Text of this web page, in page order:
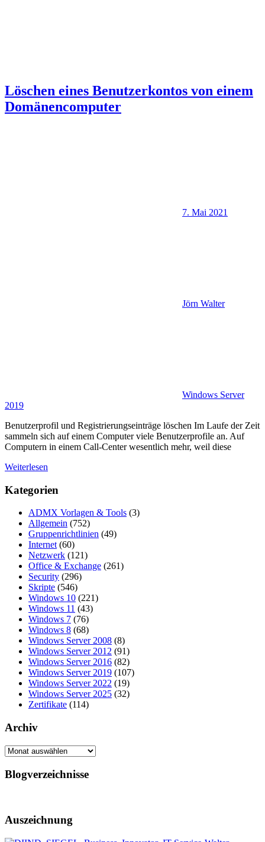
Löschen eines Benutzerkontos von einem
Domänencomputer
7. Mai 2021
Jörn Walter
Windows Server
2019
Benutzerprofil und Registrierungseinträge löschen Im Laufe der Zeit
sammeln sich auf einem Computer viele Benutzerprofile an. Auf
Computern in einem Call-Center wesentlich mehr, weil diese
Weiterlesen
Kategorien
ADMX Vorlagen & Tools (3)
Allgemein (752)
Gruppenrichtlinien (49)
Internet(60)
Netzwerk (121)
Office & Exchange (261)
Security (296)
Skripte (546)
Windows 10 (221)
Windows 11 (43)
Windows 7 (76)
Windows 8 (68)
Windows Server 2008 (8)
Windows Server 2012 (91)
Windows Server 2016 (82)
Windows Server 2019 (107)
Windows Server 2022 (19)
Windows Server 2025 (32)
Zertifikate (114)
Archiv
Archiv
Blogverzeichnisse
Auszeichnung